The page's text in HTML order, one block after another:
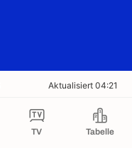
TV Tabelle
Aktualisiert 04:21